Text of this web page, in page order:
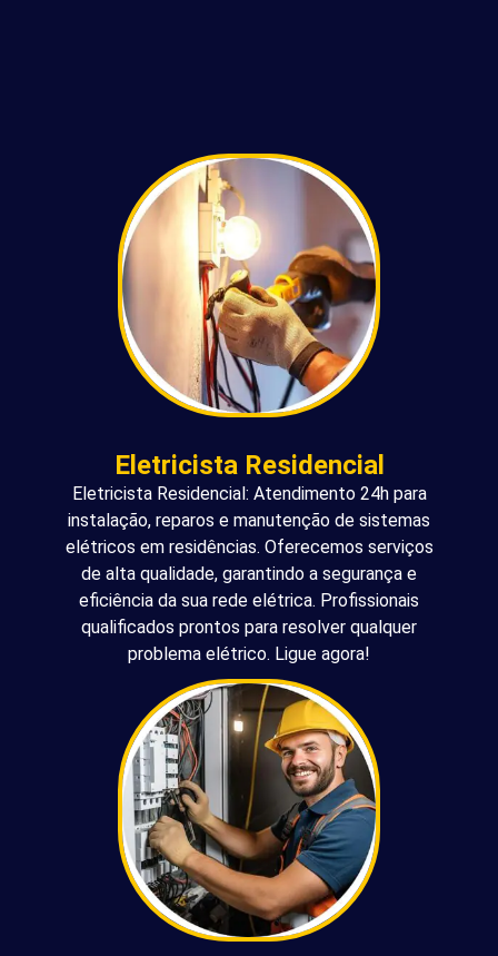
Eletricista Residencial
Eletricista Residencial: Atendimento 24h para
instalação, reparos e manutenção de sistemas
elétricos em residências. Oferecemos serviços
de alta qualidade, garantindo a segurança e
eficiência da sua rede elétrica. Profissionais
qualificados prontos para resolver qualquer
problema elétrico. Ligue agora!